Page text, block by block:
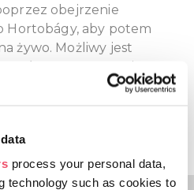
process your personal data,
technology such as cookies to
obejrzenie
Hortobágy, aby potem
żywo. Możliwy jest
Hortobágy, poleca się